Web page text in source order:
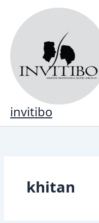
konten
invitibo
khitan